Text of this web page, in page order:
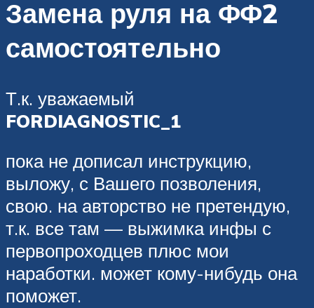
Замена руля на ФФ2
самостоятельно
Т.к. уважаемый
FORDIAGNOSTIC_1
пока не дописал инструкцию,
выложу, с Вашего позволения,
свою. на авторство не претендую,
т.к. все там — выжимка инфы с
первопроходцев плюс мои
наработки. может кому-нибудь она
поможет.